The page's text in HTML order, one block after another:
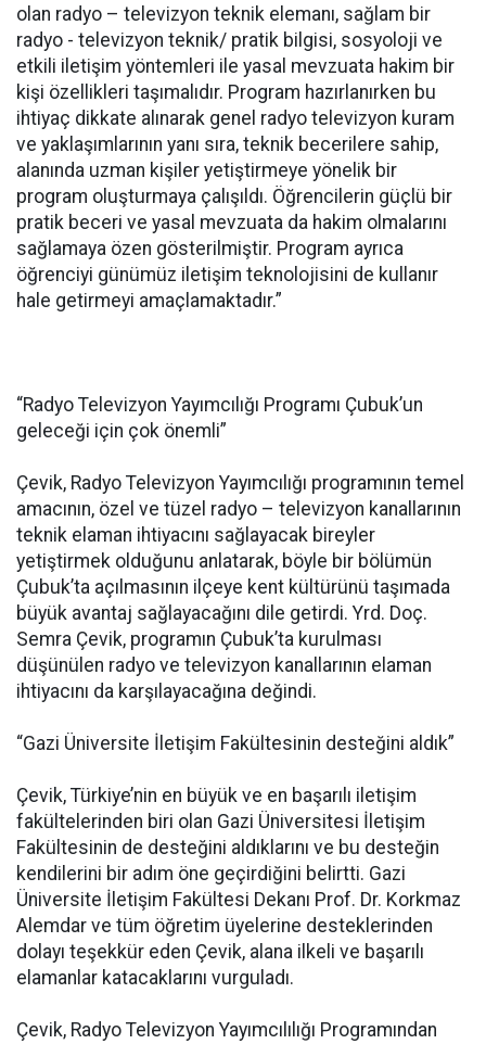
olan radyo – televizyon teknik elemanı, sağlam bir
radyo - televizyon teknik/ pratik bilgisi, sosyoloji ve
etkili iletişim yöntemleri ile yasal mevzuata hakim bir
kişi özellikleri taşımalıdır. Program hazırlanırken bu
ihtiyaç dikkate alınarak genel radyo televizyon kuram
ve yaklaşımlarının yanı sıra, teknik becerilere sahip,
alanında uzman kişiler yetiştirmeye yönelik bir
program oluşturmaya çalışıldı. Öğrencilerin güçlü bir
pratik beceri ve yasal mevzuata da hakim olmalarını
sağlamaya özen gösterilmiştir. Program ayrıca
öğrenciyi günümüz iletişim teknolojisini de kullanır
hale getirmeyi amaçlamaktadır.”
“Radyo Televizyon Yayımcılığı Programı Çubuk’un
geleceği için çok önemli”
Çevik, Radyo Televizyon Yayımcılığı programının temel
amacının, özel ve tüzel radyo – televizyon kanallarının
teknik elaman ihtiyacını sağlayacak bireyler
yetiştirmek olduğunu anlatarak, böyle bir bölümün
Çubuk’ta açılmasının ilçeye kent kültürünü taşımada
büyük avantaj sağlayacağını dile getirdi. Yrd. Doç.
Semra Çevik, programın Çubuk’ta kurulması
düşünülen radyo ve televizyon kanallarının elaman
ihtiyacını da karşılayacağına değindi.
“Gazi Üniversite İletişim Fakültesinin desteğini aldık”
Çevik, Türkiye’nin en büyük ve en başarılı iletişim
fakültelerinden biri olan Gazi Üniversitesi İletişim
Fakültesinin de desteğini aldıklarını ve bu desteğin
kendilerini bir adım öne geçirdiğini belirtti. Gazi
Üniversite İletişim Fakültesi Dekanı Prof. Dr. Korkmaz
Alemdar ve tüm öğretim üyelerine desteklerinden
dolayı teşekkür eden Çevik, alana ilkeli ve başarılı
elamanlar katacaklarını vurguladı.
Çevik, Radyo Televizyon Yayımcılılığı Programından